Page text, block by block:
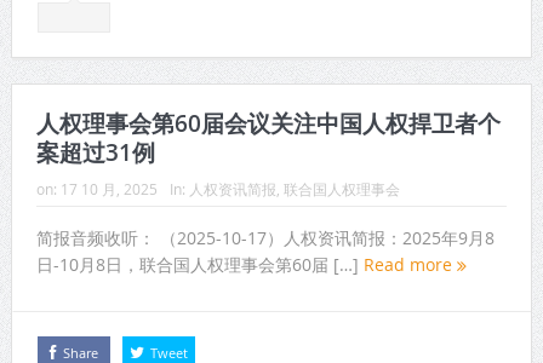
人权理事会第60届会议关注中国人权捍卫者个
案超过31例
on: 17 10 月, 2025 In: 人权资讯简报, 联合国人权理事会
简报音频收听： （2025-10-17）人权资讯简报：2025年9月8
日-10月8日，联合国人权理事会第60届 […] Read more
Share Tweet